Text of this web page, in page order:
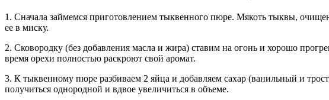
1. Сначала займемся приготовлением тыквенного пюре. Мякоть тыквы,
ее в миску.
2. Сковородку (без добавления масла и жира) ставим на огонь и хорошо
время орехи полностью раскроют свой аромат.
3. К тыквенному пюре разбиваем 2 яйца и добавляем сахар (ванильный и
получиться однородной и вдвое увеличиться в объеме.